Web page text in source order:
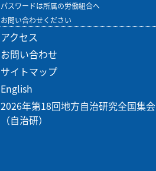
パスワードは所属の労働組合へ
お問い合わせください
アクセス
お問い合わせ
サイトマップ
English
2026年第18回地方自治研究全国集会
（自治研）